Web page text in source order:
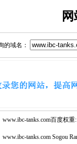
的域名：
www.ibc-tanks.com百度权重:
www.ibc-tanks.com Sogou